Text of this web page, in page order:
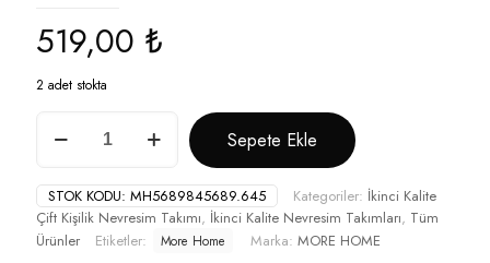
519,00 ₺
2 adet stokta
Home
Çarşaf
Çift
Kişilik
Nevresim
Sepete Ekle
STOK KODU: MH5689845689.645 Kategoriler: İkinci Kalite
Çift Kişilik Nevresim Takımı, İkinci Kalite Nevresim Takımları, Tüm
Ürünler
Etiketler: More Home Marka: MORE HOME